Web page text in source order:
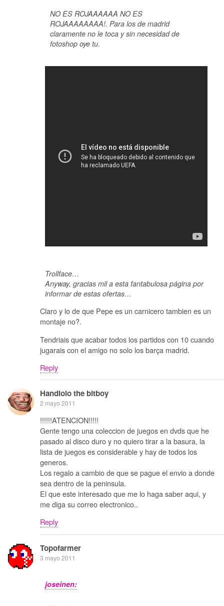
NO ES ROJAAAAAA NO ES
ROJAAAAAAAA!. Para los de madrid
claramente no le toca y sin necesidad de
fotoshop oye tu.
Trollface…
Anyway, gracias mil a esta fantabulosa página por
informar de estas ofertas…
Claro y lo de que Pepe es un carnicero tambien es un
montaje no?.
Tendriais que acabar todos los partidos con 10 cuando
jugarais con el amigo no solo los barça madrid.
Reply
Handlolo the bitboy
2 mayo 2011
!!!!!!ATENCION!!!!!
Gente tengo una coleccion de juegos en dvds que he
pasado al disco duro y no quiero tirar a la basura, la
lista de juegos es considerable y hay de todos los
generos.
Los regalo a cambio de que se pague el envio a donde
sea dentro de la peninsula.
El que este interesado que me lo haga saber aqui, y
me diga su correo electronico..
Reply
Topofarmer
3 mayo 2011
joseinen: